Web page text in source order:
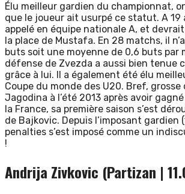
Élu meilleur gardien du championnat,
que le joueur ait usurpé ce statut. A 19
appelé en équipe nationale A, et
la place de Mustafa. En 28 matchs, il
buts soit une moyenne de 0,6 buts par
défense de Zvezda a aussi bien tenue
grâce à lui. Il a également été élu
Coupe du monde des U20. Bref,
Jagodina à l’été 2013 après avoir gagné
la France, sa première saison s’est
de Bajkovic. Depuis l’imposant gardien
penalties s’est imposé comme un
!
Andrija Zivkovic (Partizan |